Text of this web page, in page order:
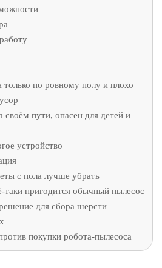
по ровному полу и плохо
своём пути, опасен для детей и
устройство
с пола лучше убрать
таки пригодится обычный пылесос
для сбора шерсти
покупки робота-пылесоса